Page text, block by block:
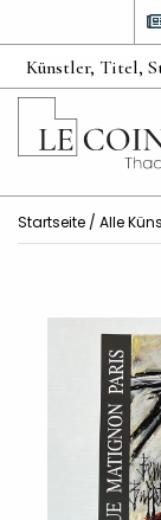
Startseite / Alle